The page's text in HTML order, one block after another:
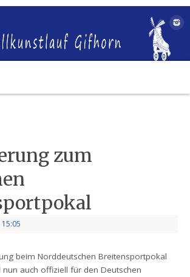
zum
15:05
beim Norddeutschen Breitensportpokal
nun auch offiziell für den Deutschen